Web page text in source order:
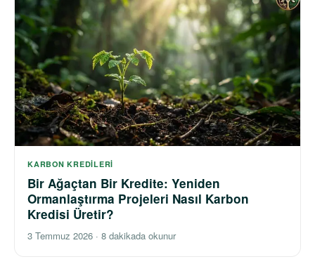
KARBON KREDILERI
Bir Ağaçtan Bir Kredite: Yeniden
Ormanlaştırma Projeleri Nasıl Karbon
Kredisi Üretir?
3 Temmuz 2026 · 8 dakikada okunur